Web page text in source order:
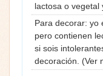
lactosa o
Para decorar: yo
pero contienen
si sois
decoración. (Ver